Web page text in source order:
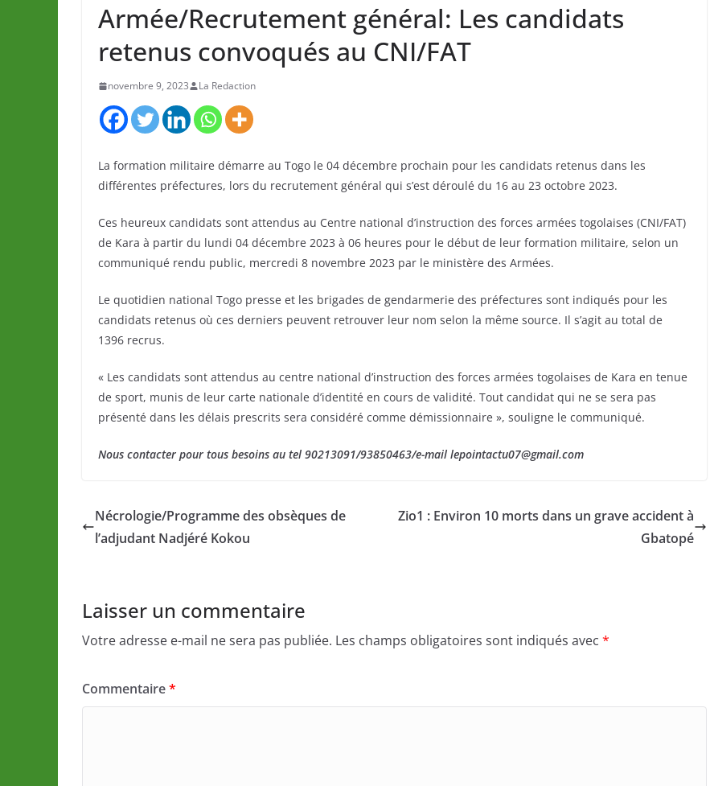
Armée/Recrutement général: Les candidats
retenus convoqués au CNI/FAT
novembre 9, 2023 La Redaction
La formation militaire démarre au Togo le 04 décembre prochain pour les candidats retenus dans les
différentes préfectures, lors du recrutement général qui s’est déroulé du 16 au 23 octobre 2023.
Ces heureux candidats sont attendus au Centre national d’instruction des forces armées togolaises (CNI/FAT)
de Kara à partir du lundi 04 décembre 2023 à 06 heures pour le début de leur formation militaire, selon un
communiqué rendu public, mercredi 8 novembre 2023 par le ministère des Armées.
Le quotidien national Togo presse et les brigades de gendarmerie des préfectures sont indiqués pour les
candidats retenus où ces derniers peuvent retrouver leur nom selon la même source. Il s’agit au total de
1396 recrus.
« Les candidats sont attendus au centre national d’instruction des forces armées togolaises de Kara en tenue
de sport, munis de leur carte nationale d’identité en cours de validité. Tout candidat qui ne se sera pas
présenté dans les délais prescrits sera considéré comme démissionnaire », souligne le communiqué.
Nous contacter pour tous besoins au tel 90213091/93850463/e-mail lepointactu07@gmail.com
Nécrologie/Programme des obsèques de
l’adjudant Nadjéré Kokou
Zio1 : Environ 10 morts dans un grave accident à
Gbatopé
Laisser un commentaire
Votre adresse e-mail ne sera pas publiée. Les champs obligatoires sont indiqués avec *
Commentaire*